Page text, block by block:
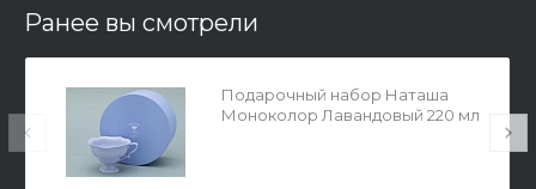
Ранее вы смотрели
Подарочный набор Наташа
Моноколор Лавандовый 220 мл